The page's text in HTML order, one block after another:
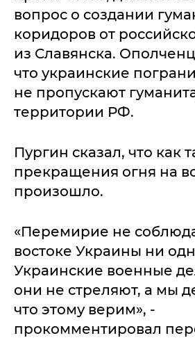
вопрос о создании
коридоров от
из Славянска.
что украинские
не пропускают
территории РФ.
Пургин сказал, что как
прекращения огня на
произошло.
«Перемирие не
востоке Украины ни
Украинские военные
они не стреляют, а мы
что этому верим», -
прокомментировал